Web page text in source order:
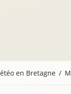
en Bretagne